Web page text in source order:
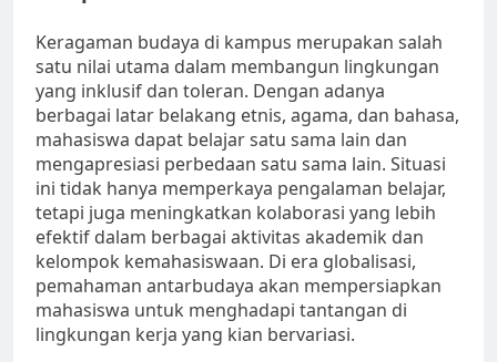
Keragaman budaya di kampus merupakan salah
satu nilai utama dalam membangun lingkungan
yang inklusif dan toleran. Dengan adanya
berbagai latar belakang etnis, agama, dan bahasa,
mahasiswa dapat belajar satu sama lain dan
mengapresiasi perbedaan satu sama lain. Situasi
ini tidak hanya memperkaya pengalaman belajar,
tetapi juga meningkatkan kolaborasi yang lebih
efektif dalam berbagai aktivitas akademik dan
kelompok kemahasiswaan. Di era globalisasi,
pemahaman antarbudaya akan mempersiapkan
mahasiswa untuk menghadapi tantangan di
lingkungan kerja yang kian bervariasi.